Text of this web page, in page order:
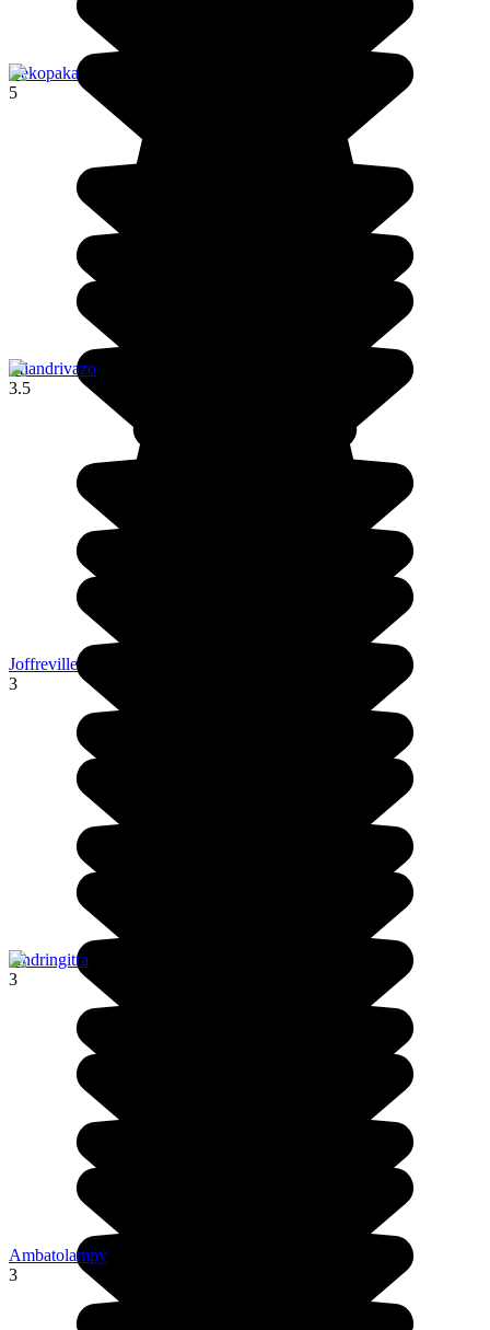
Bekopaka
5
Miandrivazo
3.5
Joffreville
3
Andringitra
3
Ambatolampy
3